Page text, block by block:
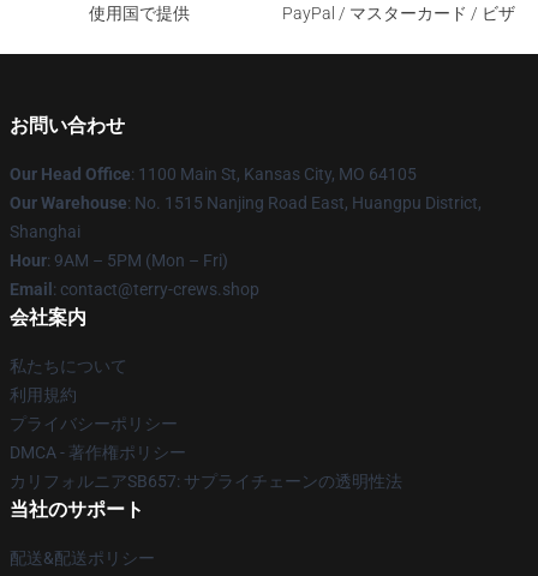
使用国で提供
PayPal / マスターカード / ビザ
お問い合わせ
Our Head Office: 1100 Main St, Kansas City, MO 64105
Our Warehouse: No. 1515 Nanjing Road East, Huangpu District,
Shanghai
Hour: 9AM – 5PM (Mon – Fri)
Email : contact@terry-crews.shop
会社案内
私たちについて
利用規約
プライバシーポリシー
DMCA - 著作権ポリシー
カリフォルニアSB657: サプライチェーンの透明性法
当社のサポート
配送&配送ポリシー